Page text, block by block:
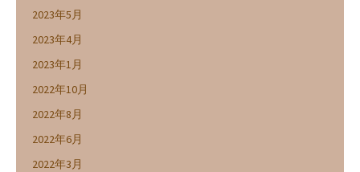
2023年5月
2023年4月
2023年1月
2022年10月
2022年8月
2022年6月
2022年3月